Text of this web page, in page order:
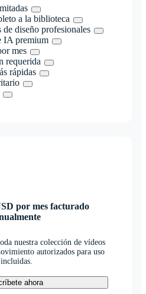
a la biblioteca
de diseño profesionales
IA premium
mes
requerida
rápidas
por mes facturado
nuestra colección de vídeos
autorizados para uso
ahora